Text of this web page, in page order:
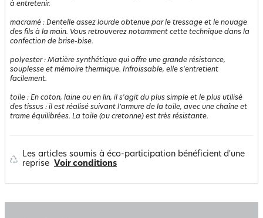
à entretenir.
macramé : Dentelle assez lourde obtenue par le tressage et le nouage
des fils à la main. Vous retrouverez notamment cette technique dans la
confection de brise-bise.
polyester: Matière synthétique qui offre une grande résistance,
souplesse et mémoire thermique. Infroissable, elle s'entretient
facilement.
toile : En coton, laine ou en lin, il s'agit du plus simple et le plus utilisé
des tissus : il est réalisé suivant l’armure de la toile, avec une chaîne et
trame équilibrées. La toile (ou cretonne) est très résistante.
Les articles soumis à éco-participation bénéficient d'une
reprise Voir conditions